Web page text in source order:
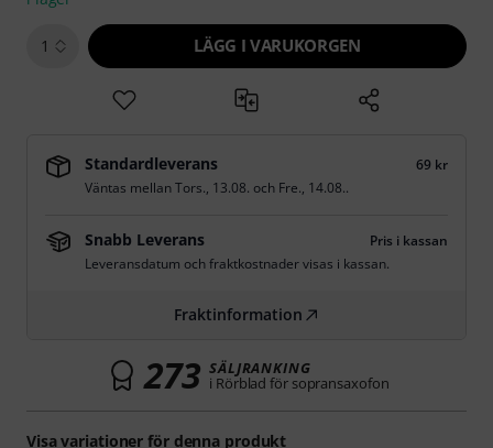
Visa variationer för denna produkt
1 LÄGG I VARUKORGEN
Standardleverans
69 kr
Väntas mellanTors., 13.08. och Fre., 14.08..
Snabb Leverans
Pris i kassan
Leveransdatum och fraktkostnader visas i kassan.
Fraktinformation
273 SÄLJRANKING
i Rörblad för sopransaxofon